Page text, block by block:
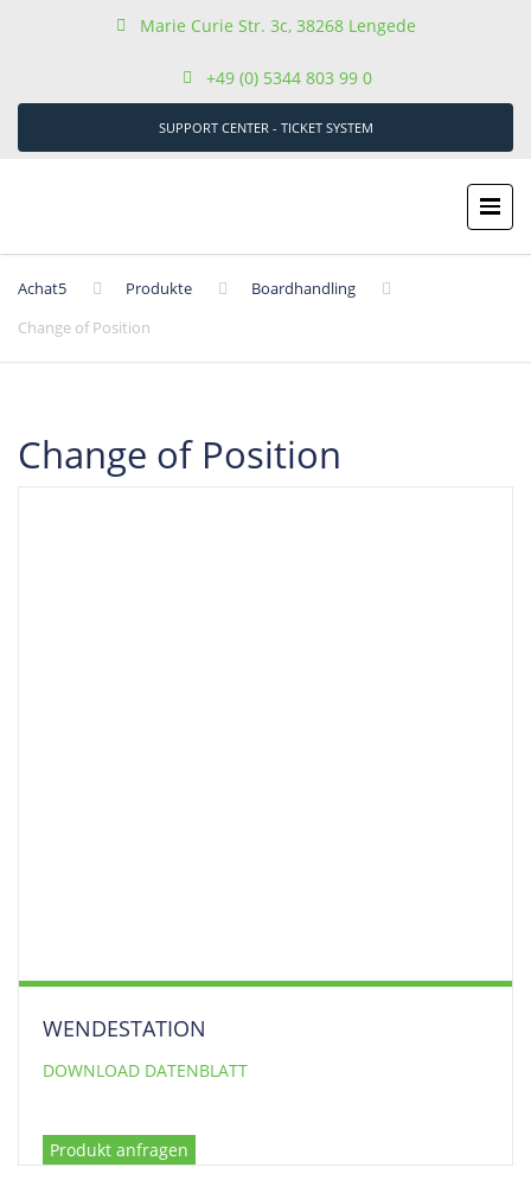
Marie Curie Str. 3c, 38268 Lengede
+49 (0) 5344 803 99 0
SUPPORT CENTER - TICKET SYSTEM
Achat5 Produkte
Boardhandling
Change of Position
Change of Position
WENDESTATION
DOWNLOAD DATENBLATT
Produkt anfragen